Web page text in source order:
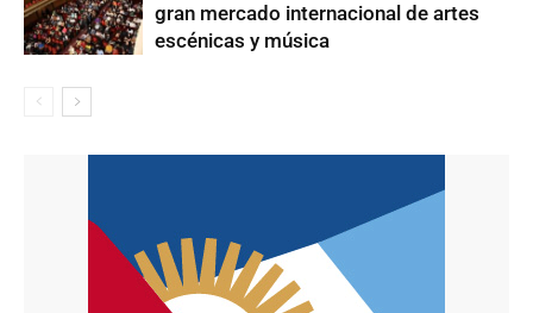
gran mercado internacional de artes
escénicas y música